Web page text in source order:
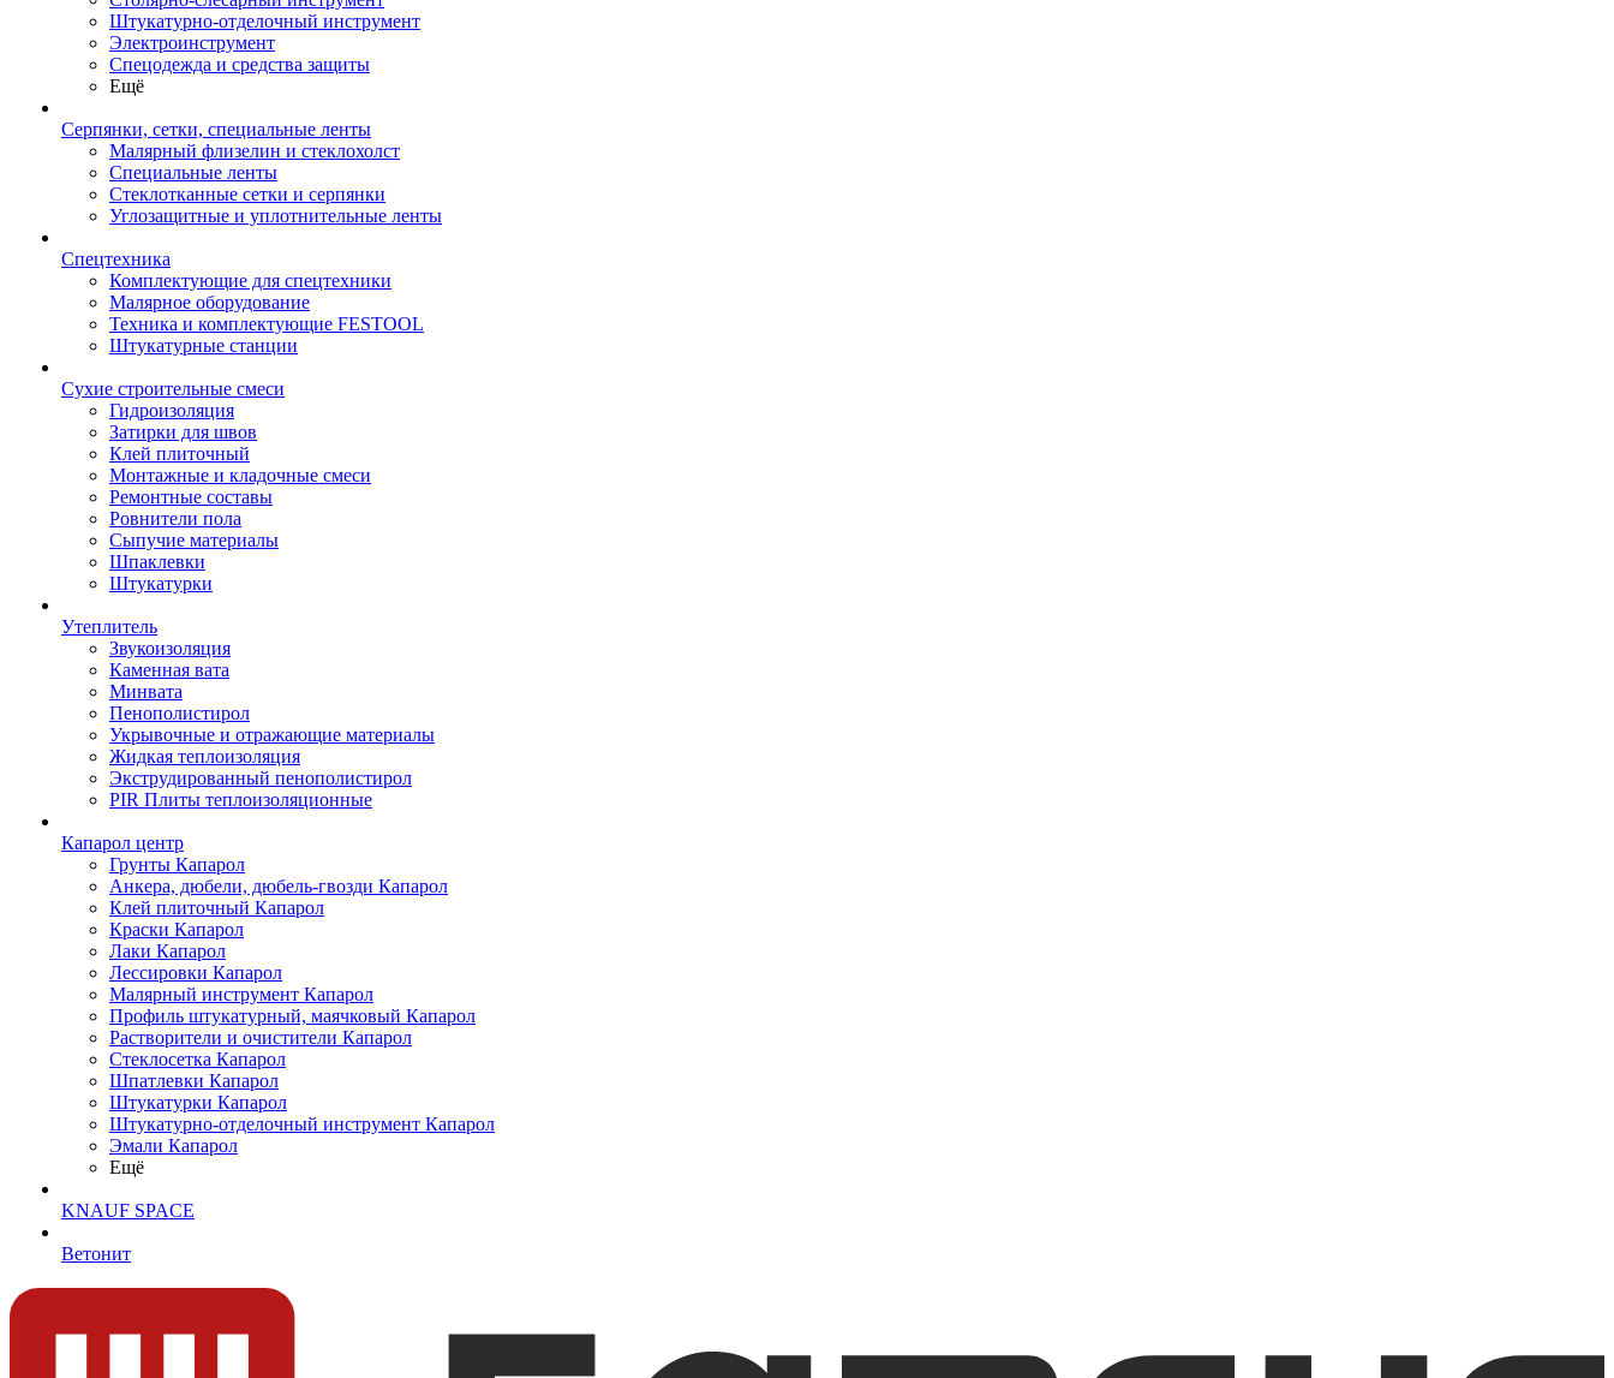
Штукатурно-отделочный инструмент
Электроинструмент
Спецодежда и средства защиты
Ещё
Серпянки, сетки, специальные ленты
Малярный флизелин и стеклохолст
Специальные ленты
Стеклотканные сетки и серпянки
Углозащитные и уплотнительные ленты
Спецтехника
Комплектующие для спецтехники
Малярное оборудование
Техника и комплектующие FESTOOL
Штукатурные станции
Сухие строительные смеси
Гидроизоляция
Затирки для швов
Клей плиточный
Монтажные и кладочные смеси
Ремонтные составы
Ровнители пола
Сыпучие материалы
Шпаклевки
Штукатурки
Утеплитель
Звукоизоляция
Каменная вата
Минвата
Пенополистирол
Укрывочные и отражающие материалы
Жидкая теплоизоляция
Экструдированный пенополистирол
PIR Плиты теплоизоляционные
Капарол центр
Грунты Капарол
Анкера, дюбели, дюбель-гвозди Капарол
Клей плиточный Капарол
Краски Капарол
Лаки Капарол
Лессировки Капарол
Малярный инструмент Капарол
Профиль штукатурный, маячковый Капарол
Растворители и очистители Капарол
Cтеклосетка Капарол
Шпатлевки Капарол
Штукатурки Капарол
Штукатурно-отделочный инструмент Капарол
Эмали Капарол
Ещё
KNAUF SPACE
Ветонит